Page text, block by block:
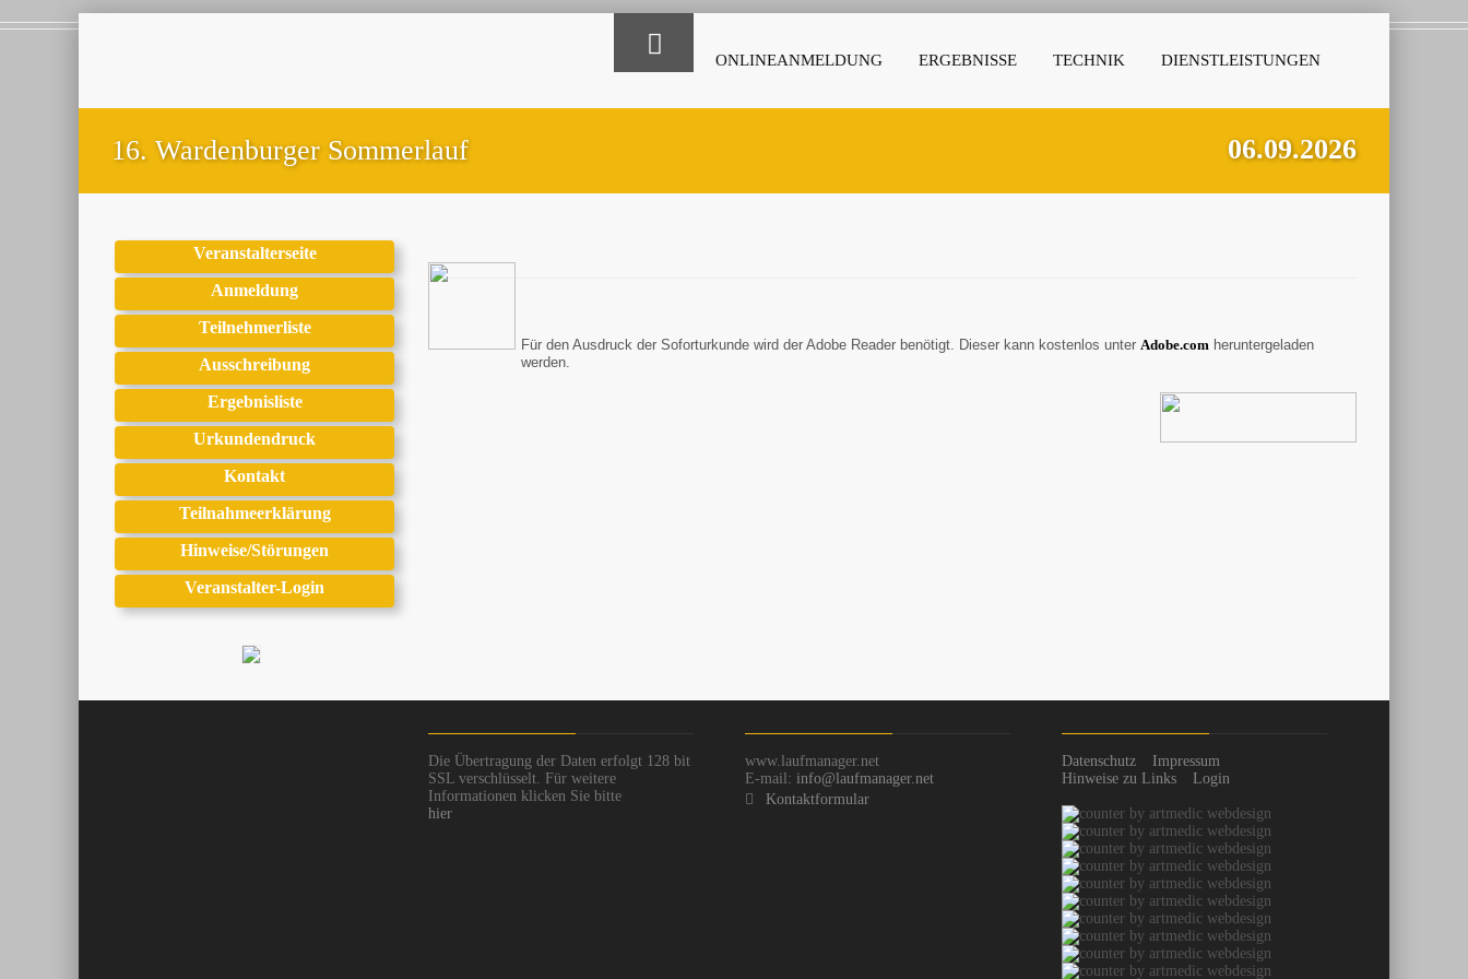
ONLINEANMELDUNG ERGEBNISSE TECHNIK DIENSTLEISTUNGEN
16. Wardenburger Sommerlauf 06.09.2026
Veranstalterseite
Anmeldung
Teilnehmerliste
Ausschreibung
Ergebnisliste
Urkundendruck
Kontakt
Teilnahmeerklärung
Hinweise/Störungen
Veranstalter-Login
Für den Ausdruck der Soforturkunde wird der Adobe Reader benötigt. Dieser kann kostenlos unter Adobe.com heruntergeladen
werden.
Die Übertragung der Daten erfolgt 128 bit
SSL verschlüsselt. Für weitere
Informationen klicken Sie bitte
hier
www.laufmanager.net
E-mail: info@laufmanager.net
Kontaktformular
Datenschutz
Impressum
Hinweise zu Links
Login